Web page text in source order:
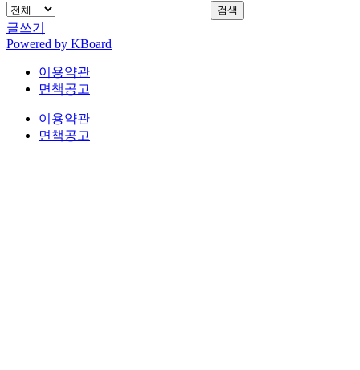
검색
글쓰기
Powered by KBoard
이용약관
면책공고
이용약관
면책공고